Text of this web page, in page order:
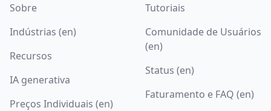
Sobre
Indústrias (en)
Recursos
IA generativa
Preços Individuais (en)
Tutoriais
Comunidade de Usuários
(en)
Status (en)
Faturamento e FAQ (en)